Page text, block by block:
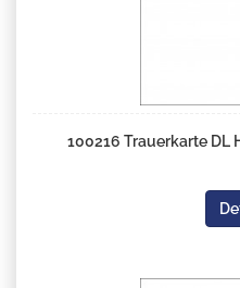
100216 Trauerkarte DL